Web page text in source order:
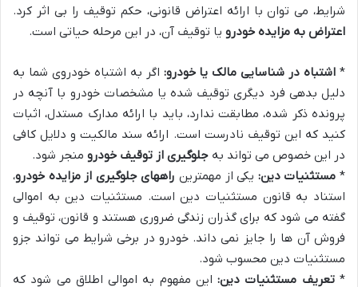
شرایط، می توان با ارائه اعتراض قانونی، حکم توقیف را بی اثر کرد.
اعتراض به مزایده خودرو یا توقیف آن، در این مرحله حیاتی است.
* اشتباه در شناسایی مالک یا خودرو: اگر به اشتباه خودروی شما به
دلیل بدهی فرد دیگری توقیف شده یا مشخصات خودرو با آنچه در
پرونده ذکر شده، مطابقت ندارد، باید با ارائه مدارک مستدل، اثبات
کنید که این توقیف نادرست است. ارائه سند مالکیت و دلایل کافی
در این خصوص می تواند به جلوگیری از توقیف خودرو منجر شود.
* مستثنیات دین: یکی از مهمترین راههای جلوگیری از مزایده خودرو،
استناد به قانون مستثنیات دین است. مستثنیات دین به اموالی
گفته می شود که برای گذران زندگی ضروری هستند و قانون، توقیف و
فروش آن ها را جایز نمی داند. خودرو در برخی شرایط می تواند جزو
مستثنیات دین محسوب شود.
*تعریف مستثنیات دین:این مفهوم به اموالی اطلاق می شود که